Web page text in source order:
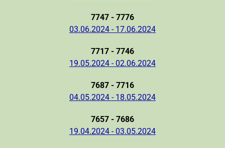
7747 - 7776
03.06.2024 - 17.06.2024
7717 - 7746
19.05.2024 - 02.06.2024
7687 - 7716
04.05.2024 - 18.05.2024
7657 - 7686
19.04.2024 - 03.05.2024